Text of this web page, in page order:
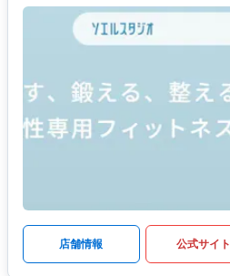
店舗情報 公式サイト